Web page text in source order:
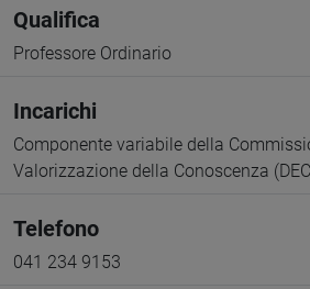
Qualifica
Professore Ordinario
Incarichi
Componente variabile della
Valorizzazione della Conoscenza
Telefono
041 234 9153